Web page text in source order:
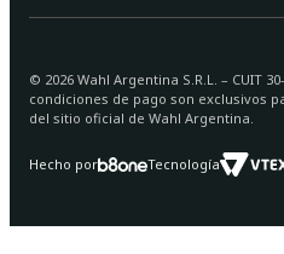
© 2026 Wahl Argentina S.R.L. – CUIT
condiciones de pago son exclusivos
del sitio oficial de Wahl Argentina.
Hecho por Tecnología